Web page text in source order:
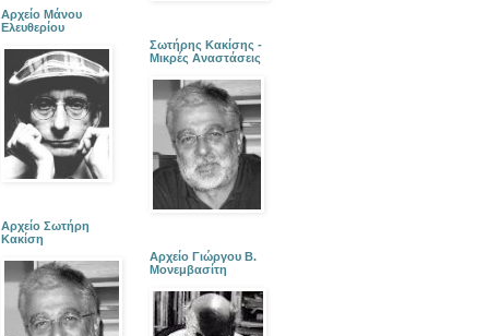
Αρχείο Μάνου
Ελευθερίου
Αρχείο Σωτήρη
Κακίση
Σωτήρης Κακίσης -
Μικρές Αναστάσεις
Αρχείο Γιώργου Β.
Μονεμβασίτη